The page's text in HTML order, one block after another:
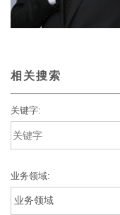
相关搜索
关键字:
业务领域: